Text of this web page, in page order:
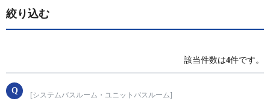
絞り込む
該当件数は4件です。
[システムバスルーム・ユニットバスルーム]